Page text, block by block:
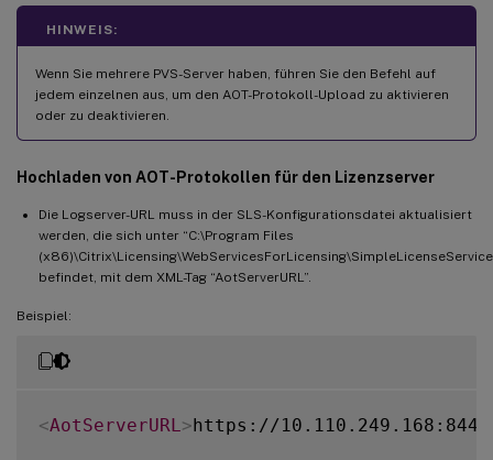
HINWEIS:
Wenn Sie mehrere PVS-Server haben, führen Sie den Befehl auf
jedem einzelnen aus, um den AOT-Protokoll-Upload zu aktivieren
oder zu deaktivieren.
Hochladen von AOT-Protokollen für den Lizenzserver
Die Logserver-URL muss in der SLS-Konfigurationsdatei aktualisiert
werden, die sich unter “C:\Program Files
befindet, mit dem XML-Tag “AotServerURL”.
Beispiel:
<AotServerURL>https://